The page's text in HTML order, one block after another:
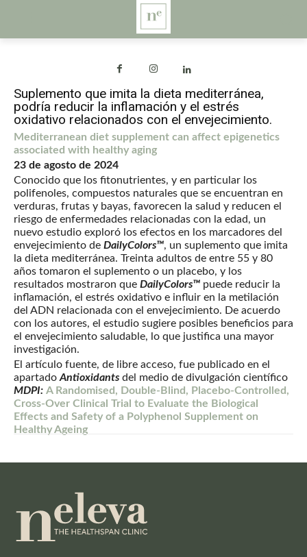
Suplemento que imita la dieta mediterránea,
podría reducir la inflamación y el estrés
oxidativo relacionados con el envejecimiento.
Mediterranean diet supplement can affect epigenetics
associated with healthy aging
23 de agosto de 2024
Conocido que los fitonutrientes, y en particular los
polifenoles, compuestos naturales que se encuentran en
verduras, frutas y bayas, favorecen la salud y reducen el
riesgo de enfermedades relacionadas con la edad, un
nuevo estudio exploró los efectos en los marcadores del
envejecimiento de DailyColors™, un suplemento que imita
la dieta mediterránea. Treinta adultos de entre 55 y 80
años tomaron el suplemento o un placebo, y los
resultados mostraron que DailyColors™ puede reducir la
inflamación, el estrés oxidativo e influir en la metilación
del ADN relacionada con el envejecimiento. De acuerdo
con los autores, el estudio sugiere posibles beneficios para
el envejecimiento saludable, lo que justifica una mayor
investigación.
El artículo fuente, de libre acceso, fue publicado en el
apartado Antioxidants del medio de divulgación científico
MDPI: A Randomised, Double-Blind, Placebo-Controlled,
Cross-Over Clinical Trial to Evaluate the Biological
Effects and Safety of a Polyphenol Supplement on
Healthy Ageing